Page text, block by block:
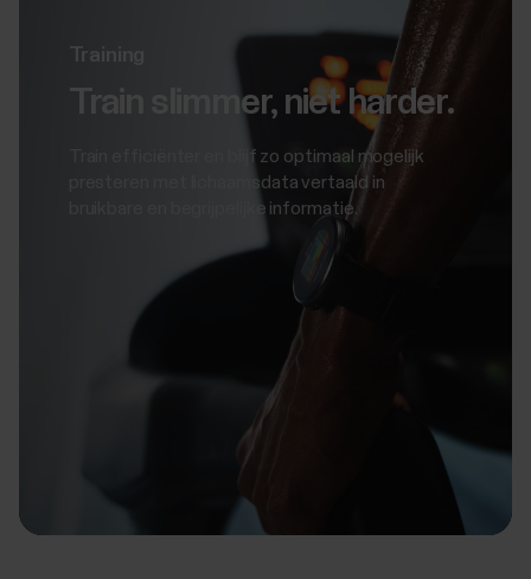
Training
Train slimmer, niet harder.
Train efficiënter en blijf zo optimaal mogelijk
presteren met lichaamsdata vertaald in
bruikbare en begrijpelijke informatie.